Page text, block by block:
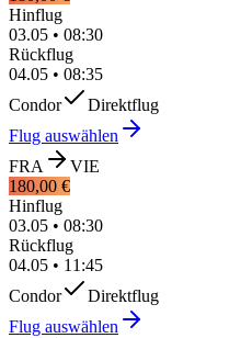
Hinflug
03.05 • 08:30
Rückflug
04.05 • 08:35
Condor
Direktflug
Flug auswählen
FRA
VIE
180,00 €
Hinflug
03.05 • 08:30
Rückflug
04.05 • 11:45
Condor
Direktflug
Flug auswählen